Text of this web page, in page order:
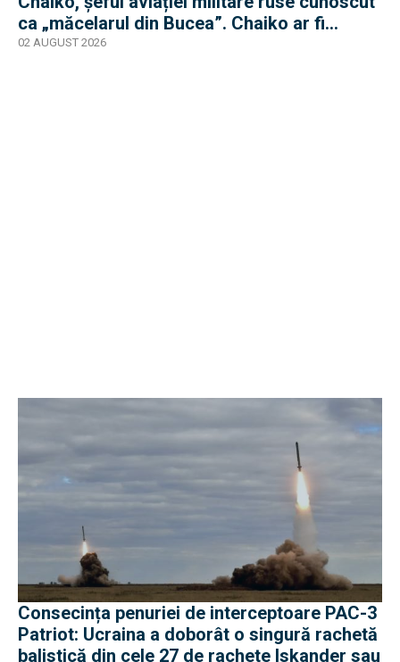
ca „măcelarul din Bucea”. Chaiko ar fi
supraviețuit
02 AUGUST 2026
Consecința penuriei de interceptoare PAC-3
Patriot: Ucraina a doborât o singură rachetă
balistică din cele 27 de rachete Iskander sau